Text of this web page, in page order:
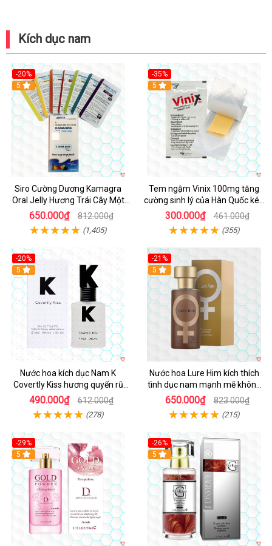
Kích dục nam
-20%
5
Siro Cường Dương Kamagra
Oral Jelly Hương Trái Cây Một
Hộp 7 Gói 100g
650.000₫ 812.000₫
(1,405)
-35%
5
Tem ngậm Vinix 100mg tăng
cường sinh lý của Hàn Quốc kéo
dài thời gian
300.000₫ 461.000₫
(355)
-20%
5
Nước hoa kích dục Nam K
Covertly Kiss hương quyến rũ
nhập khẩu chính hãng
490.000₫ 612.000₫
(278)
-21%
5
Nước hoa Lure Him kích thích
tình dục nam mạnh mẽ không
mùi cao cấp
650.000₫ 823.000₫
(215)
-29%
5
-26%
5